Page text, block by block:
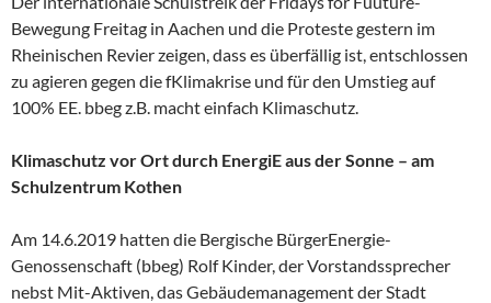
Bewegung Freitag in Aachen und die Proteste gestern im
Rheinischen Revier zeigen, dass es überfällig ist, entschlossen
zu agieren gegen die fKlimakrise und für den Umstieg auf
100% EE. bbeg z.B. macht einfach Klimaschutz.
Klimaschutz vor Ort durch EnergiE aus der Sonne – am
Schulzentrum Kothen
Am 14.6.2019 hatten die Bergische BürgerEnergie-
Genossenschaft (bbeg) Rolf Kinder, der Vorstandssprecher
nebst Mit-Aktiven, das Gebäudemanagement der Stadt